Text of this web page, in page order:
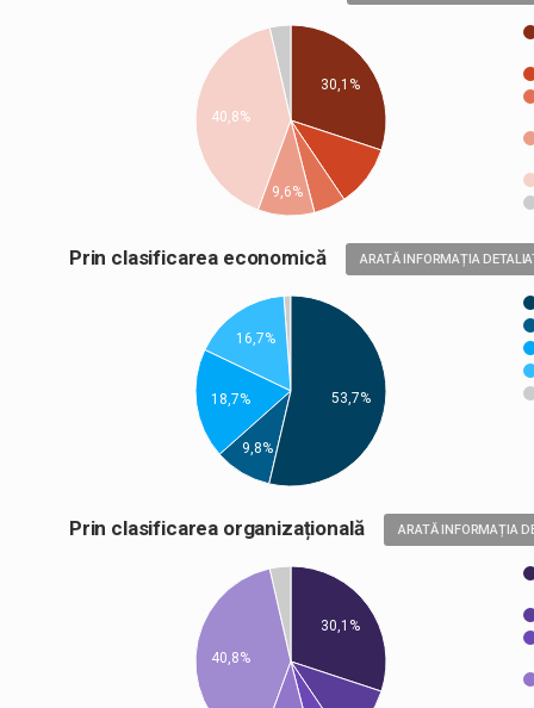
30,1%
40,8%
9,6%
Prin clasificarea economică ARATĂ INFORMAȚIA
16,7%
18,7%
9,8%
53,7%
Prin clasificarea organizațională ARATĂ INFORMAȚIA
30,1%
40,8%